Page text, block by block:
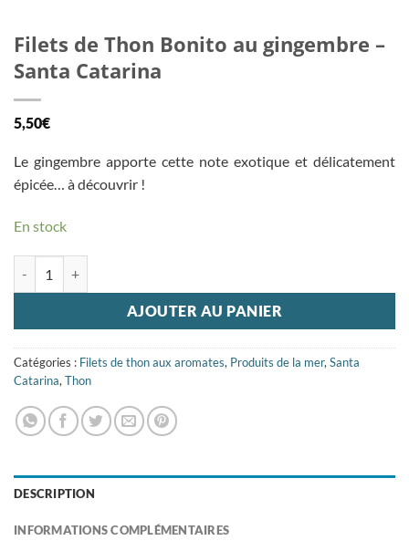
Filets de Thon Bonito au gingembre –
Santa Catarina
5,50€
Le gingembre apporte cette note exotique et délicatement
épicée… à découvrir !
En stock
AJOUTER AU PANIER
Catégories : Filets de thon aux aromates, Produits de la mer,Santa
Catarina,Thon
DESCRIPTION
INFORMATIONS COMPLÉMENTAIRES